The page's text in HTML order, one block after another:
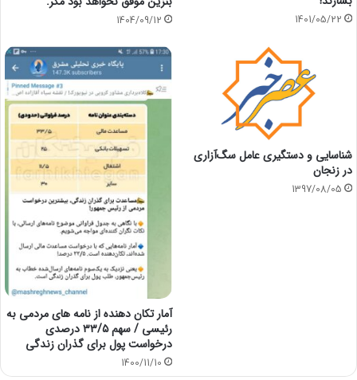
1401/05/22
1404/09/12
شناسایی و دستگیری عامل سگ‌آزاری
در زنجان
1397/08/05
آمار تکان دهنده از نامه های مردمی به
رئیسی / سهم ٣٣/۵ درصدی
درخواست پول برای گذران زندگی
1400/11/10